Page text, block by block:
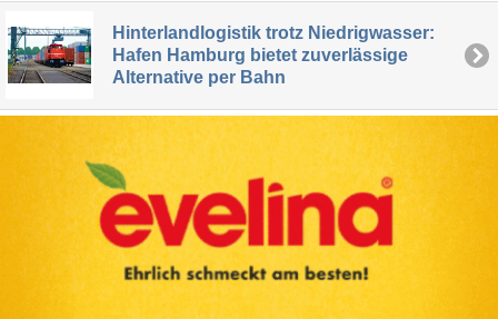
Hinterlandlogistik trotz Niedrigwasser:
Hafen Hamburg bietet zuverlässige
Alternative per Bahn